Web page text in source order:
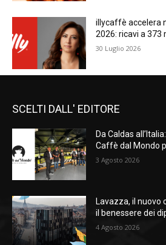
illycaffè accelera
2026: ricavi a 373
30 Luglio 2026
SCELTI DALL' EDITORE
Da Caldas
Caffè dal Mondo
3 Agosto 2026
Lavazza, il
il benessere dei
4 Agosto 2026